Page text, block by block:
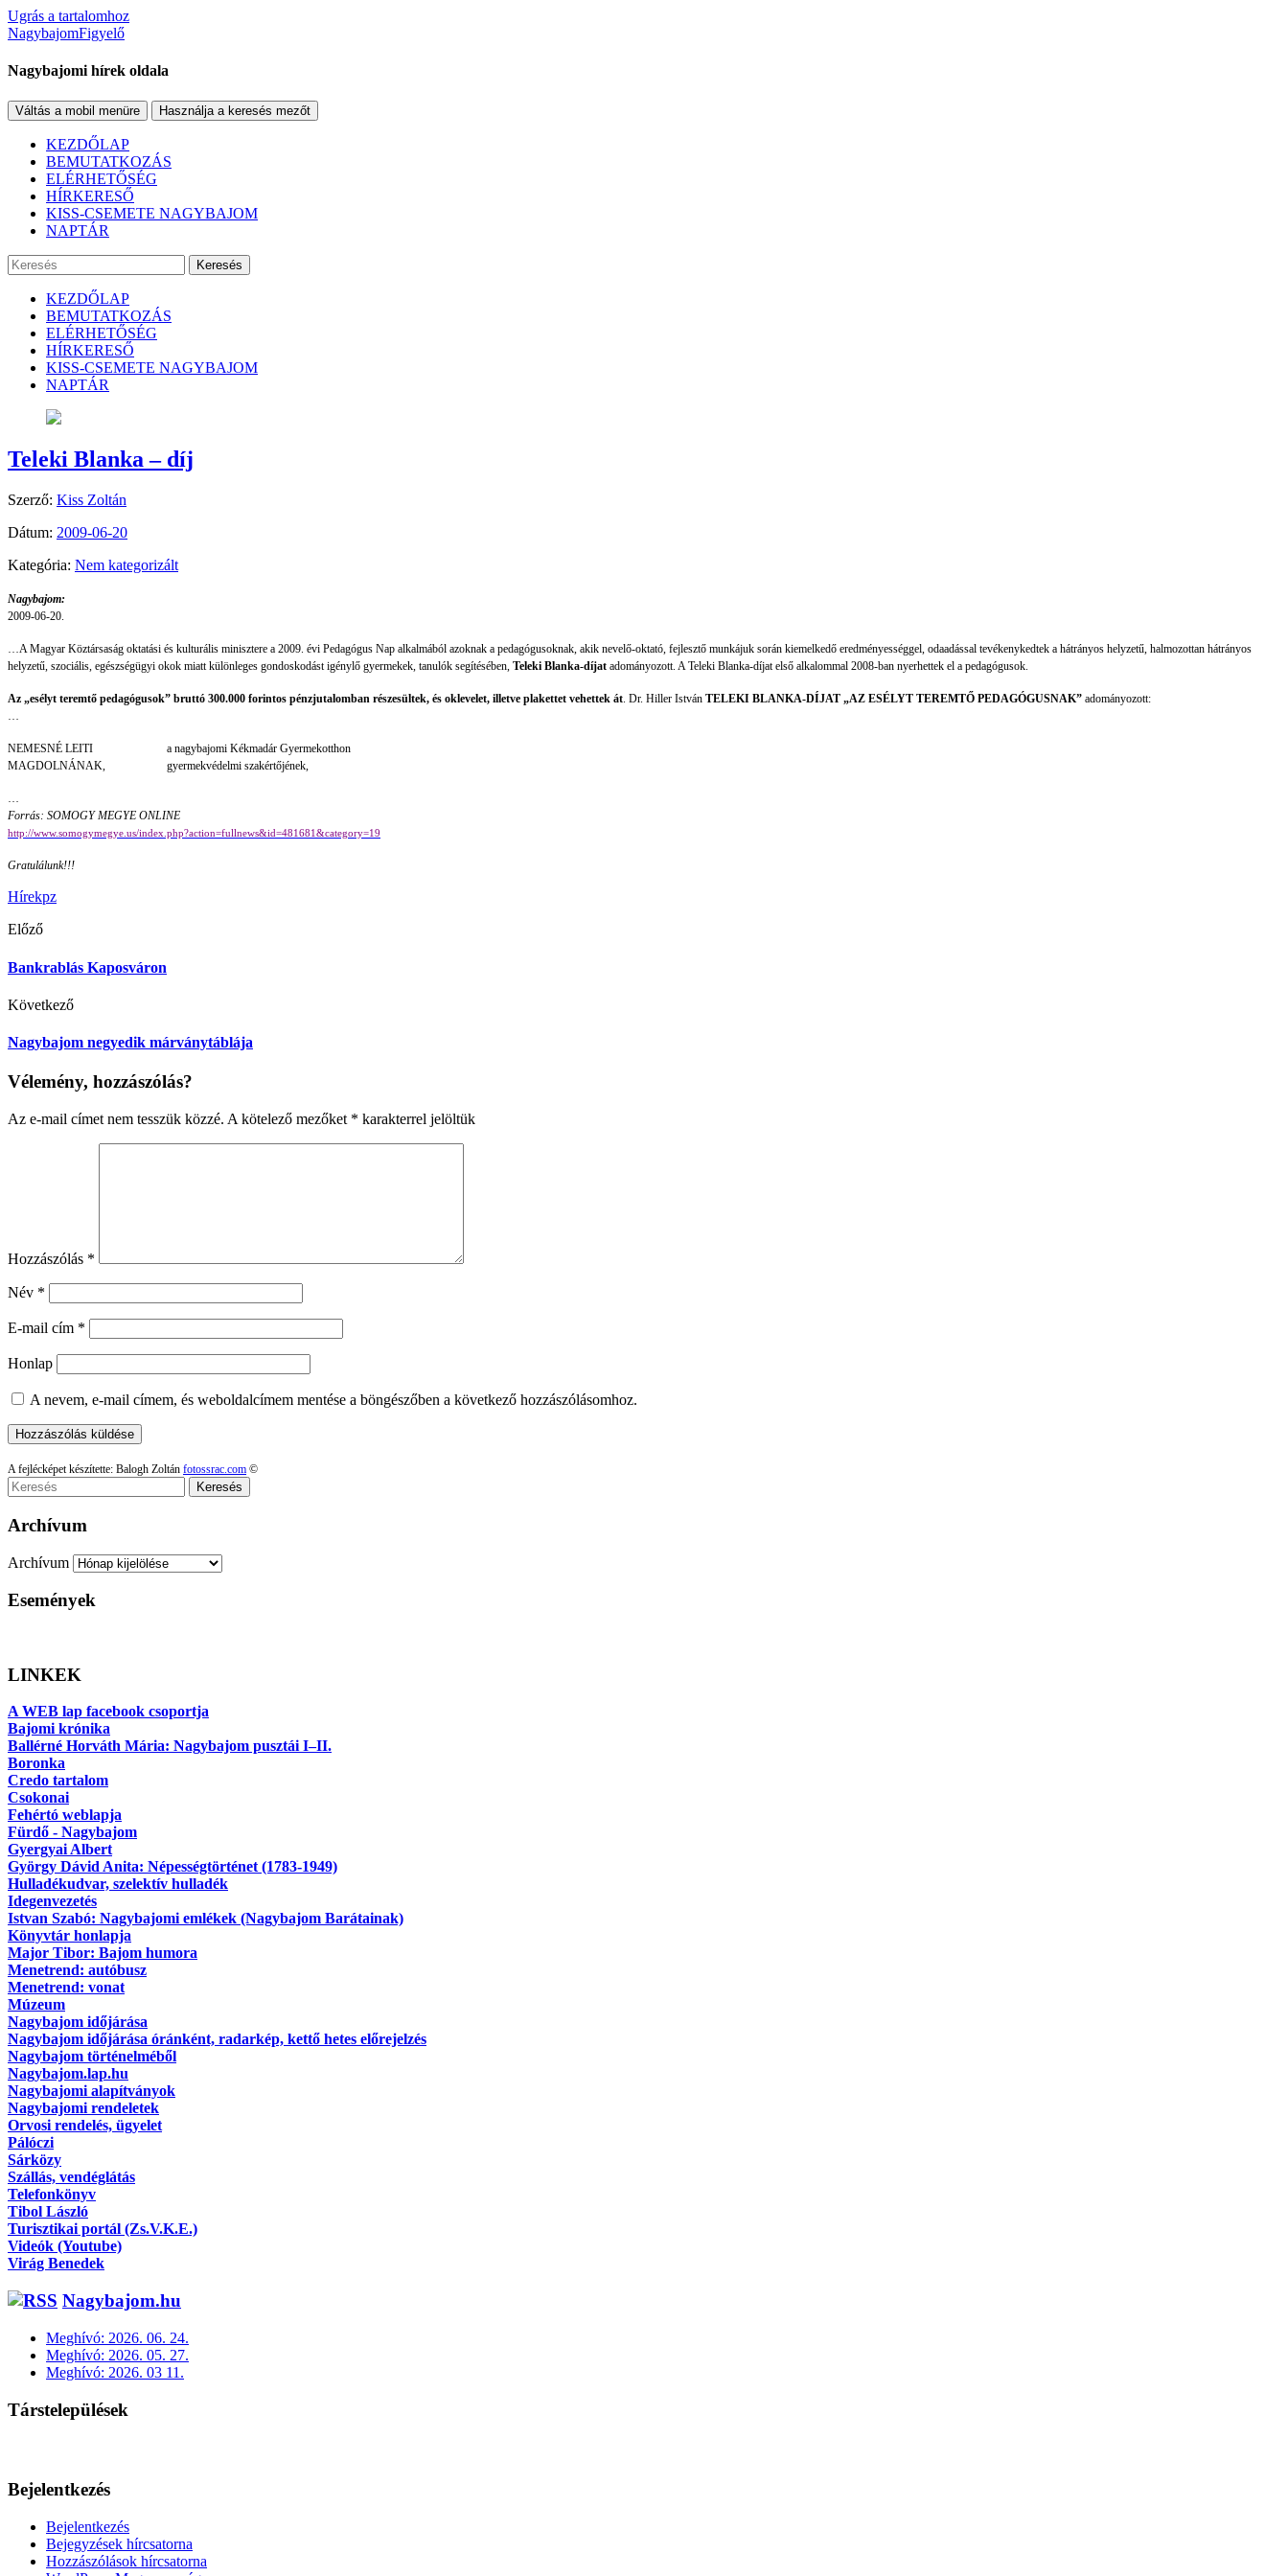
Ugrás a tartalomhoz
NagybajomFigyelő
Nagybajomi hírek oldala
Váltás a mobil menüre Használja a keresés mezőt
KEZDŐLAP
BEMUTATKOZÁS
ELÉRHETŐSÉG
HÍRKERESŐ
KISS-CSEMETE NAGYBAJOM
NAPTÁR
Keresés
KEZDŐLAP
BEMUTATKOZÁS
ELÉRHETŐSÉG
HÍRKERESŐ
KISS-CSEMETE NAGYBAJOM
NAPTÁR
Teleki Blanka – díj
Szerző: Kiss Zoltán
Dátum: 2009-06-20
Kategória: Nem kategorizált
Nagybajom:
2009-06-20.
…A Magyar Köztársaság oktatási és kulturális minisztere a 2009. évi Pedagógus Nap alkalmából azoknak a pedagógusoknak, akik nevelő-oktató, fejlesztő munkájuk során kiemelkedő eredményességgel, odaadással tevékenykedtek a hátrányos helyzetű, halmozottan hátrányos
helyzetű, szociális, egészségügyi okok miatt különleges gondoskodást igénylő gyermekek, tanulók segítésében, Teleki Blanka-díjat adományozott. A Teleki Blanka-díjat első alkalommal 2008-ban nyerhettek el a pedagógusok.
Az „esélyt teremtő pedagógusok” bruttó 300.000 forintos pénzjutalomban részesültek, és oklevelet, illetve plakettet vehettek át. Dr. Hiller István TELEKI BLANKA-DÍJAT „AZ ESÉLYT TEREMTŐ PEDAGÓGUSNAK” adományozott:
…
NEMESNÉ LEITI
MAGDOLNÁNAK,
a nagybajomi Kékmadár Gyermekotthon
gyermekvédelmi szakértőjének,
…
Forrás: SOMOGY MEGYE ONLINE
http://www.somogymegye.us/index.php?action=fullnews&id=481681&category=19
Gratulálunk!!!
Hírekpz
Előző
Bankrablás Kaposváron
Következő
Nagybajom negyedik márványtáblája
Vélemény, hozzászólás?
Az e-mail címet nem tesszük közzé. A kötelező mezőket * karakterrel jelöltük
Hozzászólás *
Név *
E-mail cím *
Honlap
A nevem, e-mail címem, és weboldalcímem mentése a böngészőben a következő hozzászólásomhoz.
A fejlécképet készítette: Balogh Zoltán fotossrac.com ©
Keresés
Archívum
Archívum
Események
LINKEK
A WEB lap facebook csoportja
Bajomi krónika
Ballérné Horváth Mária: Nagybajom pusztái I–II.
Boronka
Credo tartalom
Csokonai
Fehértó weblapja
Fürdő - Nagybajom
Gyergyai Albert
György Dávid Anita: Népességtörténet (1783-1949)
Hulladékudvar, szelektív hulladék
Idegenvezetés
Istvan Szabó: Nagybajomi emlékek (Nagybajom Barátainak)
Könyvtár honlapja
Major Tibor: Bajom humora
Menetrend: autóbusz
Menetrend: vonat
Múzeum
Nagybajom időjárása
Nagybajom időjárása óránként, radarkép, kettő hetes előrejelzés
Nagybajom történelméből
Nagybajom.lap.hu
Nagybajomi alapítványok
Nagybajomi rendeletek
Orvosi rendelés, ügyelet
Pálóczi
Sárközy
Szállás, vendéglátás
Telefonkönyv
Tibol László
Turisztikai portál (Zs.V.K.E.)
Videók (Youtube)
Virág Benedek
Nagybajom.hu
Meghívó: 2026. 06. 24.
Meghívó: 2026. 05. 27.
Meghívó: 2026. 03 11.
Társtelepülések
Bejelentkezés
Bejelentkezés
Bejegyzések hírcsatorna
Hozzászólások hírcsatorna